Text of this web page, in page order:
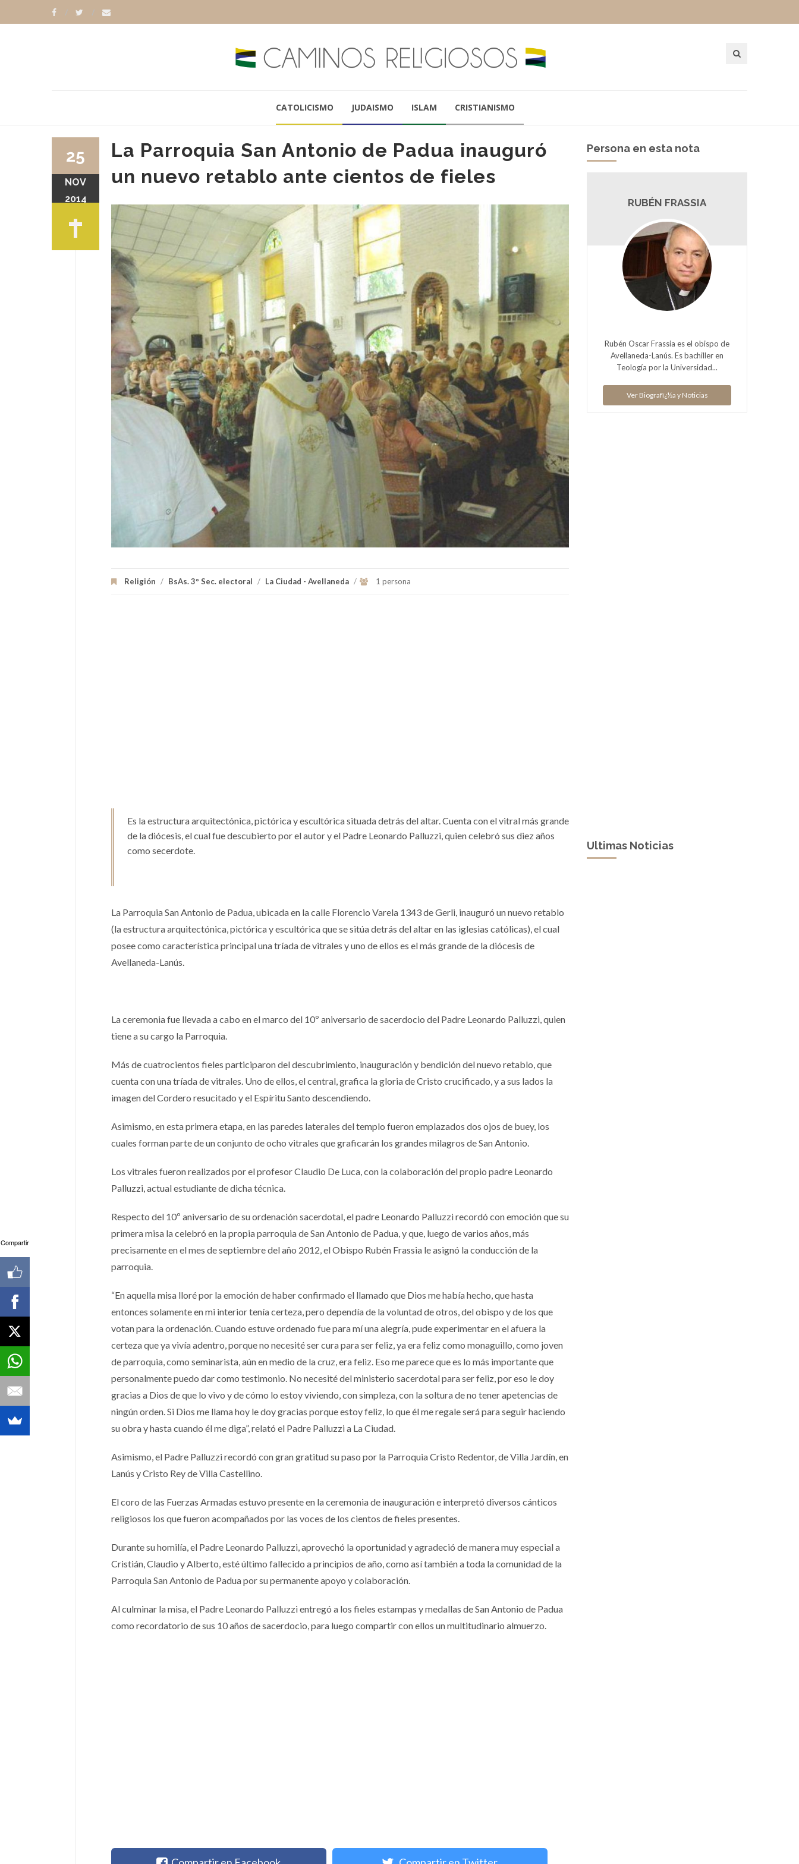
CATOLICISMO JUDAISMO ISLAM CRISTIANISMO
La Parroquia San Antonio de Padua inauguró
un nuevo retablo ante cientos de fieles
Religión / BsAs. 3º Sec. electoral / La Ciudad - Avellaneda / 1 persona
25
NOV
2014
Es la estructura arquitectónica, pictórica y escultórica situada detrás del altar. Cuenta con el vitral más grande
de la diócesis, el cual fue descubierto por el autor y el Padre Leonardo Palluzzi, quien celebró sus diez años
como secerdote.
La Parroquia San Antonio de Padua, ubicada en la calle Florencio Varela 1343 de Gerli, inauguró un nuevo retablo
(la estructura arquitectónica, pictórica y escultórica que se sitúa detrás del altar en las iglesias católicas), el cual
posee como característica principal una tríada de vitrales y uno de ellos es el más grande de la diócesis de
Avellaneda-Lanús.
La ceremonia fue llevada a cabo en el marco del 10º aniversario de sacerdocio del Padre Leonardo Palluzzi, quien
tiene a su cargo la Parroquia.
Más de cuatrocientos fieles participaron del descubrimiento, inauguración y bendición del nuevo retablo, que
cuenta con una tríada de vitrales. Uno de ellos, el central, grafica la gloria de Cristo crucificado, y a sus lados la
imagen del Cordero resucitado y el Espíritu Santo descendiendo.
Asimismo, en esta primera etapa, en las paredes laterales del templo fueron emplazados dos ojos de buey, los
cuales forman parte de un conjunto de ocho vitrales que graficarán los grandes milagros de San Antonio.
Los vitrales fueron realizados por el profesor Claudio De Luca, con la colaboración del propio padre Leonardo
Palluzzi, actual estudiante de dicha técnica.
Respecto del 10º aniversario de su ordenación sacerdotal, el padre Leonardo Palluzzi recordó con emoción que su
primera misa la celebró en la propia parroquia de San Antonio de Padua, y que, luego de varios años, más
precisamente en el mes de septiembre del año 2012, el Obispo Rubén Frassia le asignó la conducción de la
parroquia.
“En aquella misa lloré por la emoción de haber confirmado el llamado que Dios me había hecho, que hasta
entonces solamente en mi interior tenía certeza, pero dependía de la voluntad de otros, del obispo y de los que
votan para la ordenación. Cuando estuve ordenado fue para mí una alegría, pude experimentar en el afuera la
certeza que ya vivía adentro, porque no necesité ser cura para ser feliz, ya era feliz como monaguillo, como joven
de parroquia, como seminarista, aún en medio de la cruz, era feliz. Eso me parece que es lo más importante que
personalmente puedo dar como testimonio. No necesité del ministerio sacerdotal para ser feliz, por eso le doy
gracias a Dios de que lo vivo y de cómo lo estoy viviendo, con simpleza, con la soltura de no tener apetencias de
ningún orden. Si Dios me llama hoy le doy gracias porque estoy feliz, lo que él me regale será para seguir haciendo
su obra y hasta cuando él me diga”, relató el Padre Palluzzi a La Ciudad.
Asimismo, el Padre Palluzzi recordó con gran gratitud su paso por la Parroquia Cristo Redentor, de Villa Jardín, en
Lanús y Cristo Rey de Villa Castellino.
El coro de las Fuerzas Armadas estuvo presente en la ceremonia de inauguración e interpretó diversos cánticos
religiosos los que fueron acompañados por las voces de los cientos de fieles presentes.
Durante su homilía, el Padre Leonardo Palluzzi, aprovechó la oportunidad y agradeció de manera muy especial a
Cristián, Claudio y Alberto, esté último fallecido a principios de año, como así también a toda la comunidad de la
Parroquia San Antonio de Padua por su permanente apoyo y colaboración.
Al culminar la misa, el Padre Leonardo Palluzzi entregó a los fieles estampas y medallas de San Antonio de Padua
como recordatorio de sus 10 años de sacerdocio, para luego compartir con ellos un multitudinario almuerzo.
Persona en esta nota
RUBÉN FRASSIA
Rubén Oscar Frassia es el obispo de
Avellaneda-Lanús. Es bachiller en
Teología por la Universidad...
Ver Biografï¿½a y Noticias
Ultimas Noticias
Compartir